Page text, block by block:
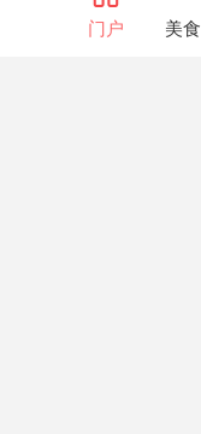
门户
美食